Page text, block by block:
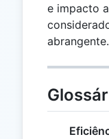
e impacto
abrangente.